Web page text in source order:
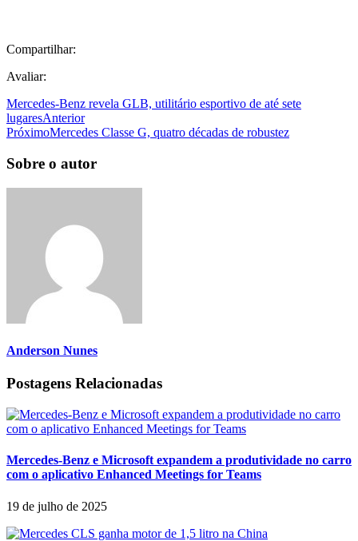
Compartilhar:
Avaliar:
Mercedes-Benz revela GLB, utilitário esportivo de até sete
lugaresAnterior
PróximoMercedes Classe G, quatro décadas de robustez
Sobre o autor
Anderson Nunes
Postagens Relacionadas
Mercedes-Benz e Microsoft expandem a produtividade no carro
com o aplicativo Enhanced Meetings for Teams
19 de julho de 2025